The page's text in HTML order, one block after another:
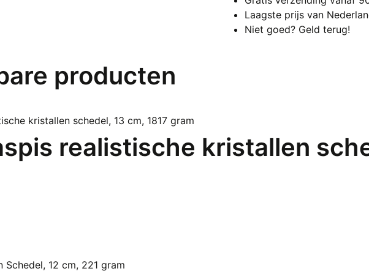
Laagste prijs van
Niet goed? Geld terug!
producten
realistische kristallen